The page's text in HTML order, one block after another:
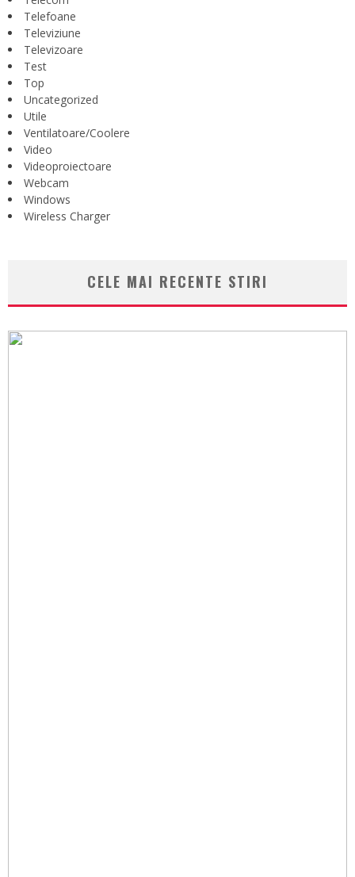
Telefoane
Televiziune
Televizoare
Test
Top
Uncategorized
Utile
Ventilatoare/Coolere
Video
Videoproiectoare
Webcam
Windows
Wireless Charger
CELE MAI RECENTE STIRI